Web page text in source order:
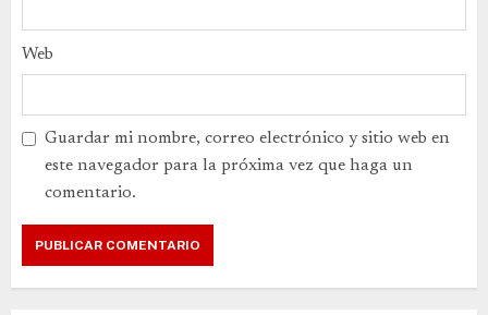
Web
Guardar mi nombre, correo electrónico y sitio web en
este navegador para la próxima vez que haga un
comentario.